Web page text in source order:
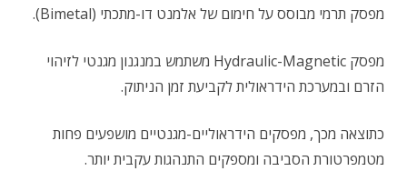
מפסק תרמי מבוסס על חימום של אלמנט דו-מתכתי (Bimetal).
מפסק Hydraulic-Magnetic משתמש במנגנון מגנטי לזיהוי
הזרם ובמערכת הידראולית לקביעת זמן הניתוק.
כתוצאה מכך, מפסקים הידראוליים-מגנטיים מושפעים פחות
מטמפרטורת הסביבה ומספקים התנהגות עקבית יותר.